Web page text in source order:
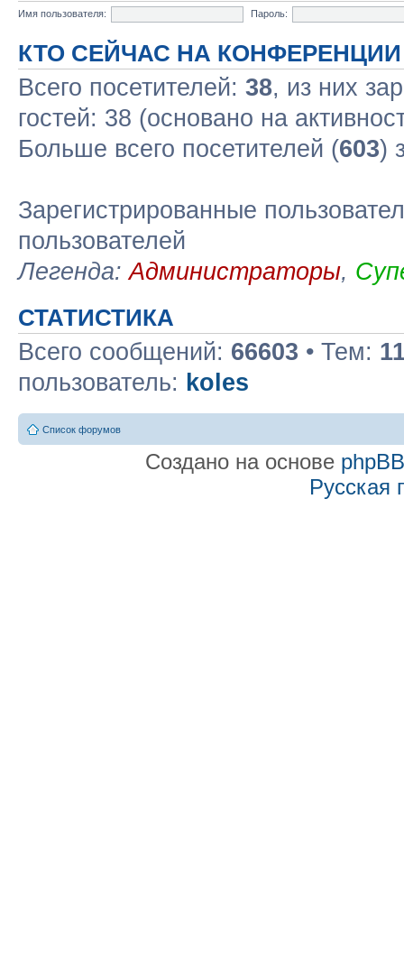
Имя пользователя:
Пароль:
КТО СЕЙЧАС НА КОНФЕРЕНЦИИ
Всего посетителей: 38, из них
гостей: 38 (основано на
Больше всего посетителей (603)
Зарегистрированные
пользователей
Легенда:Администраторы,
СТАТИСТИКА
Всего сообщений: 66603 • Тем:
пользователь: koles
Список форумов
Создано на основе phpBB
Русская